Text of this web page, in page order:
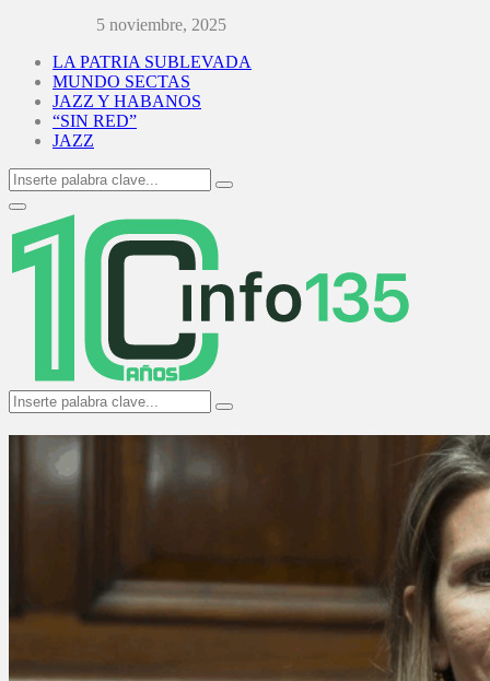
5 noviembre, 2025
LA PATRIA SUBLEVADA
MUNDO SECTAS
JAZZ Y HABANOS
“SIN RED”
JAZZ
Search
for:
Search
Primary
Menu
Search
for:
Search